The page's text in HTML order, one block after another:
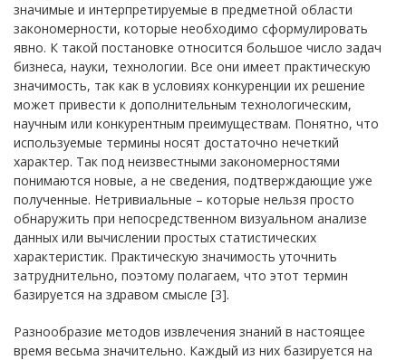
значимые и интерпретируемые в предметной области
закономерности, которые необходимо сформулировать
явно. К такой постановке относится большое число задач
бизнеса, науки, технологии. Все они имеет практическую
значимость, так как в условиях конкуренции их решение
может привести к дополнительным технологическим,
научным или конкурентным преимуществам. Понятно, что
используемые термины носят достаточно нечеткий
характер. Так под неизвестными закономерностями
понимаются новые, а не сведения, подтверждающие уже
полученные. Нетривиальные – которые нельзя просто
обнаружить при непосредственном визуальном анализе
данных или вычислении простых статистических
характеристик. Практическую значимость уточнить
затруднительно, поэтому полагаем, что этот термин
базируется на здравом смысле [3].
Разнообразие методов извлечения знаний в настоящее
время весьма значительно. Каждый из них базируется на